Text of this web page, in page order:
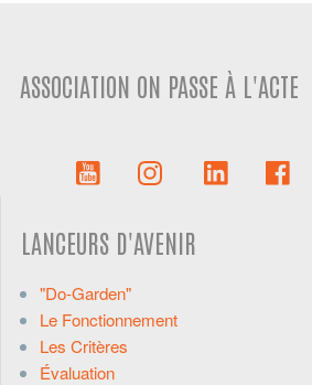
ASSOCIATION ON PASSE À L'ACTE
LANCEURS D'AVENIR
"Do-Garden"
Le Fonctionnement
Les Critères
Évaluation